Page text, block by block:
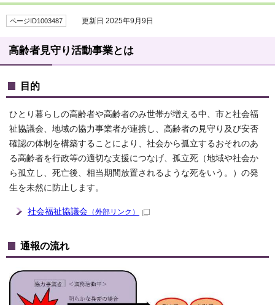
ページID1003487 更新日 2025年9月9日
高齢者見守り活動事業とは
目的
ひとり暮らしの高齢者や高齢者のみ世帯が増える中、市と社会福
祉協議会、地域の協力事業者が連携し、高齢者の見守り及び安否
確認の体制を構築することにより、社会から孤立するおそれのあ
る高齢者を行政等の適切な支援につなげ、孤立死（地域や社会か
ら孤立し、死亡後、相当期間放置されるような死をいう。）の発
生を未然に防止します。
社会福祉協議会 （外部リンク）
通報の流れ